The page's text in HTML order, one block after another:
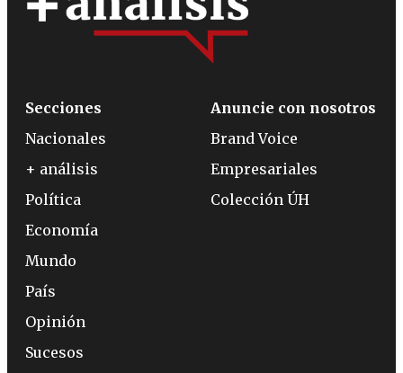
Secciones
Nacionales
+ análisis
Política
Economía
Mundo
País
Opinión
Sucesos
Anuncie con nosotros
Brand Voice
Empresariales
Colección ÚH